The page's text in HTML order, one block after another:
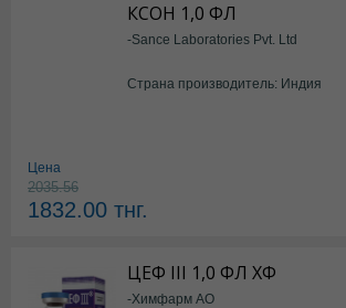
КСОН 1,0 ФЛ
-Sance Laboratories Pvt. Ltd
Страна производитель: Индия
Цена
2035.56
1832.00 тнг.
ЦЕФ III 1,0 ФЛ ХФ
-Химфарм АО